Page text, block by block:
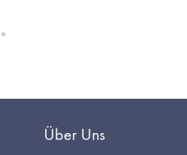
Über Uns